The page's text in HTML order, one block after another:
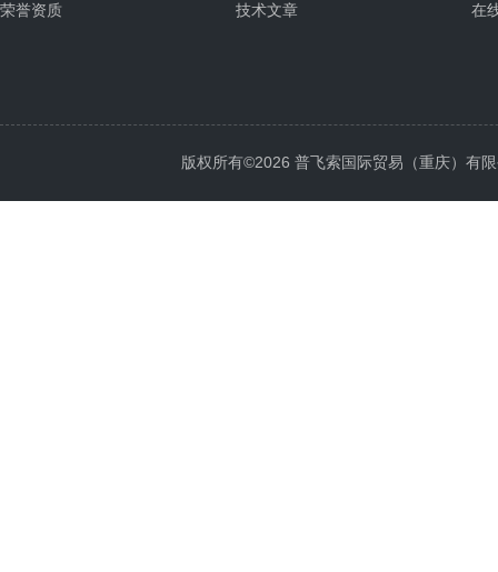
荣誉资质
技术文章
在
版权所有©2026 普飞索国际贸易（重庆）有